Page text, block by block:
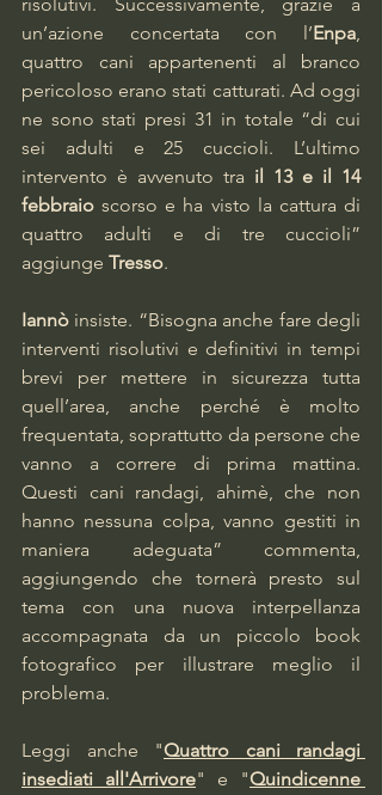
un’azione concertata con l’Enpa,
quattro cani appartenenti al branco
pericoloso erano stati catturati. Ad oggi
ne sono stati presi 31 in totale “di cui
sei adulti e 25 cuccioli. L’ultimo
intervento è avvenuto tra il 13 e il 14
febbraio scorso e ha visto la cattura di
quattro adulti e di tre cuccioli”
aggiunge Tresso.
Iannò insiste. “Bisogna anche fare degli
interventi risolutivi e definitivi in tempi
brevi per mettere in sicurezza tutta
quell’area, anche perché è molto
frequentata, soprattutto da persone che
vanno a correre di prima mattina.
Questi cani randagi, ahimè, che non
hanno nessuna colpa, vanno gestiti in
maniera adeguata” commenta,
aggiungendo che tornerà presto sul
tema con una nuova interpellanza
accompagnata da un piccolo book
fotografico per illustrare meglio il
problema.
Leggi anche "Quattro cani randagi
insediati all'Arrivore" e "Quindicenne